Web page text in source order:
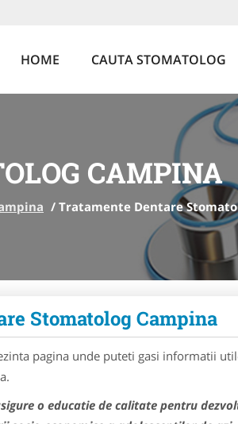
HOME CAUTA STOMATOLOG
CAMPINA
/ Tratamente Dentare
Stomatolog Campina
pagina unde puteti gasi informatii
o educatie de calitate pentru